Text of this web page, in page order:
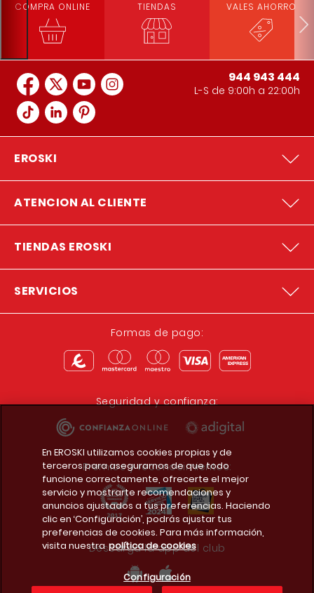
COMPRA ONLINE TIENDAS VALES AHORRO
944 943 444
L-S de 9:00h a 22:00h
EROSKI
ATENCION AL CLIENTE
TIENDAS EROSKI
SERVICIOS
Formas de pago:
Seguridad y confianza:
Premios y reconocimientos:
Descarga la app del club
En EROSKI utilizamos cookies propias y de
terceros para asegurarnos de que todo
funcione correctamente, ofrecerte el mejor
servicio y mostrarte recomendaciones y
anuncios ajustados a tus preferencias. Haciendo
clic en ‘Configuración’, podrás ajustar tus
preferencias de cookies. Para más información,
visita nuestra política de cookies
Configuración